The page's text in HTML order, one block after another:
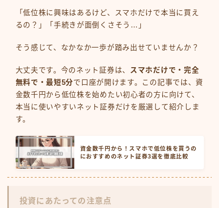
「低位株に興味はあるけど、スマホだけで本当に買え
るの？」「手続きが面倒くさそう…」
そう感じて、なかなか一歩が踏み出せていませんか？
大丈夫です。今のネット証券は、
スマホだけで・完全
無料で・最短5分で口座が開けます。この記事では、資
金数千円から低位株を始めたい初心者の方に向けて、
本当に使いやすいネット証券だけを厳選して紹介しま
す。
資金数千円から！スマホで低位株を買うの
におすすめのネット証券3選を徹底比較
投資にあたっての注意点